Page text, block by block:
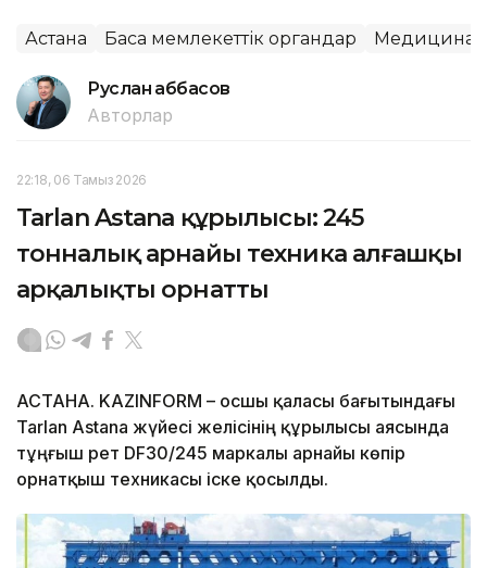
Астана Басқа мемлекеттік органдар Медицина
Руслан Ғаббасов
Авторлар
22:18, 06 Тамыз 2026
Tarlan Astana құрылысы: 245
тонналық арнайы техника алғашқы
арқалықты орнатты
АСТАНА. KAZINFORM – Қосшы қаласы бағытындағы
Tarlan Astana жүйесі желісінің құрылысы аясында
тұңғыш рет DF30/245 маркалы арнайы көпір
орнатқыш техникасы іске қосылды.